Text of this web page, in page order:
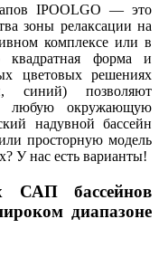
IPOOLGO — это
зоны релаксации на
комплексе или в
квадратная форма и
цветовых решениях
синий) позволяют
любую окружающую
надувной бассейн
просторную модель
У нас есть варианты!
САП бассейнов
диапазоне